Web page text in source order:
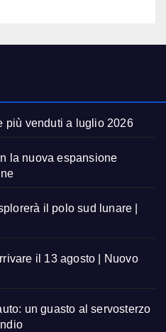
più venduti a luglio 2026
la nuova espansione
il polo sud lunare |
il 13 agosto | Nuovo
un guasto al servosterzo